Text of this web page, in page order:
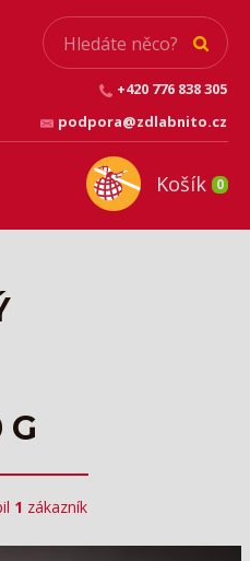
+420 776 838 305
podpora@zdlabnito.cz
Košík 0
G
1 zákazník